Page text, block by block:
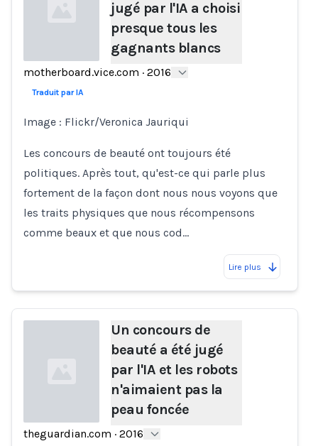
Loading...
jugé par l'IA a choisi
presque tous les
gagnants blancs
motherboard.vice.com · 2016
Traduit par IA
Image : Flickr/Veronica Jauriqui
Les concours de beauté ont toujours été
politiques. Après tout, qu'est-ce qui parle plus
fortement de la façon dont nous nous voyons que
les traits physiques que nous récompensons
comme beaux et que nous cod…
Lire plus
Un concours de
beauté a été jugé
par l'IA et les robots
n'aimaient pas la
peau foncée
theguardian.com · 2016